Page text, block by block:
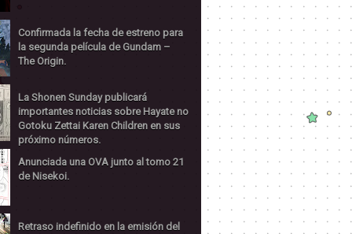
Confirmada la fecha de estreno para
la segunda película de Gundam –
The Origin.
La Shonen Sunday publicará
importantes noticias sobre Hayate no
Gotoku Zettai Karen Children en sus
próximo números.
Anunciada una OVA junto al tomo 21
de Nisekoi.
Retraso indefinido en la emisión del